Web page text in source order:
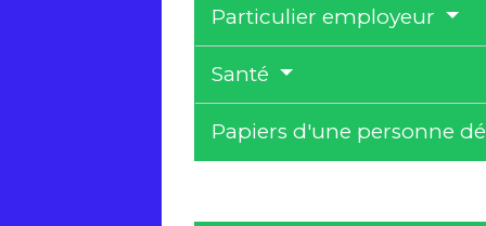
Particulier employeur
Santé
Papiers d'une personne